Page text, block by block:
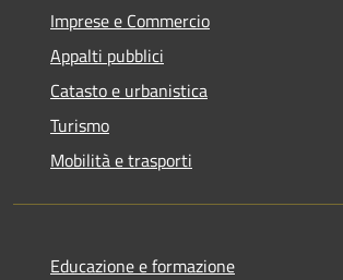
Imprese e Commercio
Appalti pubblici
Catasto e urbanistica
Turismo
Mobilità e trasporti
Educazione e formazione